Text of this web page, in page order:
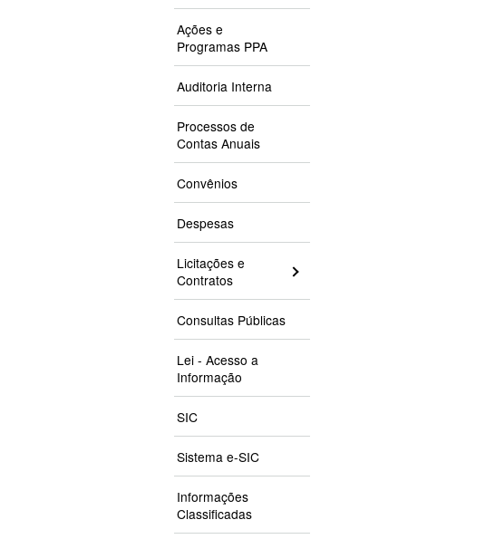
Ações e
Programas PPA
Auditoria Interna
Processos de
Contas Anuais
Convênios
Despesas
Licitações e
Contratos
Consultas Públicas
Lei - Acesso a
Informação
SIC
Sistema e-SIC
Informações
Classificadas